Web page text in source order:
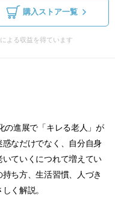
購入ストア一覧
よる収益を得ています
の進展で「キレる老人」が
なだけでなく、自分自身
ていくにつれて増えてい
ち方、生活習慣、人づき
く解説。